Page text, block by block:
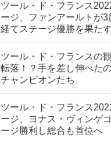
ツール・ド・フランス
ージ、ファンアールトが3
経てステージ優勝を果たす
ツール・ド・フランスの
転落！？手を差し伸べた
チャンピオンたち
ツール・ド・フランス
ージ、ヨナス・ヴィンゲ
ージ勝利し総合も首位へ